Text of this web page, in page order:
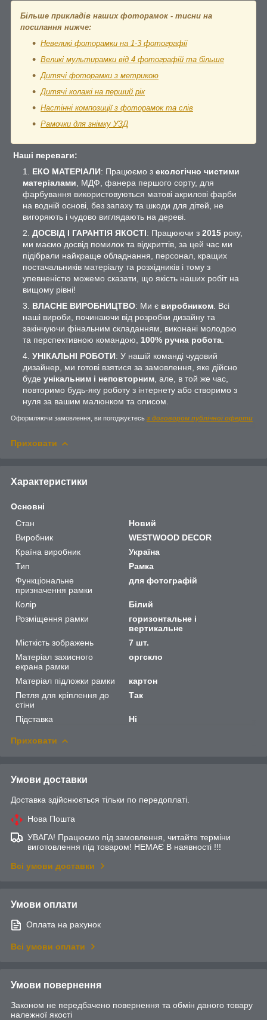
Більше прикладів наших фоторамок - тисни на
посилання нижче:
Невеликі фоторамки на 1-3 фотографії
Великі мультирамки від 4 фотографій та більше
Дитячі фоторамки з метрикою
Дитячі колажі на перший рік
Настінні композиції з фоторамок та слів
Рамочки для знімку УЗД
Наші переваги:
ЕКО МАТЕРІАЛИ: Працюємо з екологічно чистими
матеріалами , МДФ, фанера першого сорту, для
фарбування використовуються матові акрилові фарби
на водній основі, без запаху та шкоди для дітей, не
вигоряють і чудово виглядають на дереві.
ДОСВІД І ГАРАНТІЯ ЯКОСТІ: Працюючи з 2015 року,
ми маємо досвід помилок та відкриттів, за цей час ми
підібрали найкраще обладнання, персонал, кращих
постачальників матеріалу та розхідників і тому з
упевненістю можемо сказати, що якість наших робіт на
вищому рівні!
ВЛАСНЕ ВИРОБНИЦТВО: Ми є виробником . Всі
наші вироби, починаючи від розробки дизайну та
закінчуючи фінальним складанням, виконані молодою
та перспективною командою, 100% ручна робота
УНІКАЛЬНІ РОБОТИ: У нашій команді чудовий
дизайнер, ми готові взятися за замовлення, яке дійсно
буде унікальним і неповторним , але, в той же час,
повторимо будь-яку роботу з інтернету або створимо з
нуля за вашим малюнком та описом.
Оформляючи замовлення, ви погоджуєтесь з договором публічної оферти
Приховати
Характеристики
Основні
Стан
Новий
Виробник
WESTWOOD DECOR
Країна виробник
Україна
Тип
Рамка
Функціональне
призначення рамки
для фотографій
Колір
Білий
Розміщення рамки
горизонтальне і
вертикальне
Місткість зображень
7 шт.
Матеріал захисного
екрана рамки
оргскло
Матеріал підложки рамки
картон
Петля для кріплення до
стіни
Так
Підставка Ні
Приховати
Умови доставки
Доставка здійснюється тільки по передоплаті.
Нова Пошта
УВАГА! Працюємо під замовлення, читайте терміни
виготовлення під товаром! НЕМАЄ В наявності !!!
Всі умови доставки
Умови оплати
Оплата на рахунок
Всі умови оплати
Умови повернення
Законом не передбачено повернення та обмін даного товару
належної якості